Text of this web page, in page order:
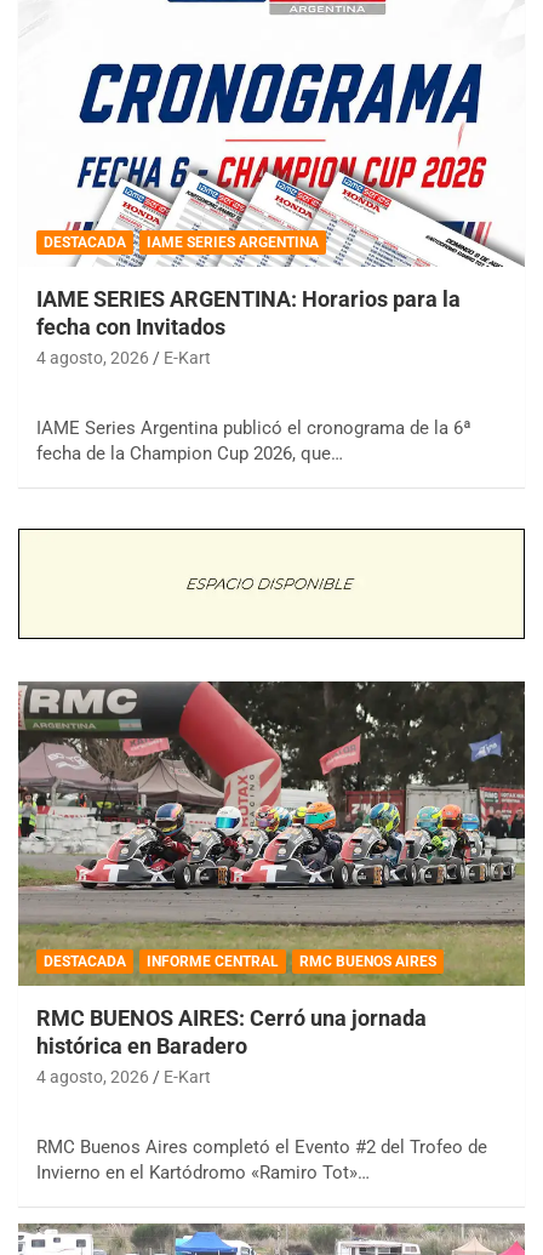
DESTACADA IAME SERIES ARGENTINA
IAME SERIES ARGENTINA: Horarios para la
fecha con Invitados
4 agosto, 2026 E-Kart
IAME Series Argentina publicó el cronograma de la 6ª
fecha de la Champion Cup 2026, que…
DESTACADA INFORME CENTRAL RMC BUENOS AIRES
RMC BUENOS AIRES: Cerró una jornada
histórica en Baradero
4 agosto, 2026 E-Kart
RMC Buenos Aires completó el Evento #2 del Trofeo de
Invierno en el Kartódromo «Ramiro Tot»…